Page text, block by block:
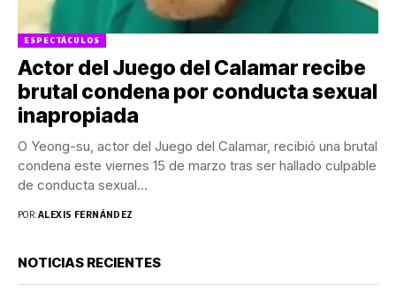
ESPECTÁCULOS
Actor del Juego del Calamar recibe
brutal condena por conducta sexual
inapropiada
O Yeong-su, actor del Juego del Calamar, recibió una brutal
condena este viernes 15 de marzo tras ser hallado culpable
de conducta sexual...
POR:ALEXIS FERNÁNDEZ
NOTICIAS RECIENTES